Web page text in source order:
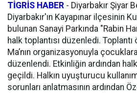
TİGRİS HABER - Diyarbakır Şiyar
Diyarbakır'ın Kayapınar ilçesinin
bulunan Sanayi Parkında "Rabin
halk toplantısı düzenledi.
Ma’nın organizasyonuyla
düzenlendi. Etkinliğin ardından
geçildi. Halkın uyuşturucu
sorunları anlatmasının ardından